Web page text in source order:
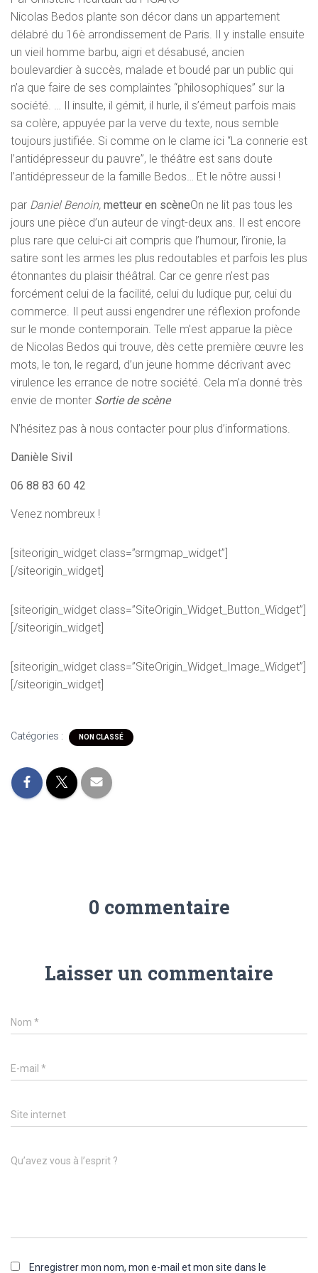
Nicolas Bedos plante son décor dans un appartement
délabré du 16è arrondissement de Paris. Il y installe ensuite
un vieil homme barbu, aigri et désabusé, ancien
boulevardier à succès, malade et boudé par un public qui
n’a que faire de ses complaintes “philosophiques” sur la
société. … Il insulte, il gémit, il hurle, il s’émeut parfois mais
sa colère, appuyée par la verve du texte, nous semble
toujours justifiée. Si comme on le clame ici “La connerie est
l’antidépresseur du pauvre”, le théâtre est sans doute
l’antidépresseur de la famille Bedos… Et le nôtre aussi !
par Daniel Benoin, metteur en scèneOn ne lit pas tous les
jours une pièce d’un auteur de vingt-deux ans. Il est encore
plus rare que celui-ci ait compris que l’humour, l’ironie, la
satire sont les armes les plus redoutables et parfois les plus
étonnantes du plaisir théâtral. Car ce genre n’est pas
forcément celui de la facilité, celui du ludique pur, celui du
commerce. Il peut aussi engendrer une réflexion profonde
sur le monde contemporain. Telle m’est apparue la pièce
de Nicolas Bedos qui trouve, dès cette première œuvre les
mots, le ton, le regard, d’un jeune homme décrivant avec
virulence les errance de notre société. Cela m’a donné très
envie de monter Sortie de scène
N’hésitez pas à nous contacter pour plus d’informations.
Danièle Sivil
06 88 83 60 42
Venez nombreux !
[siteorigin_widget class=”srmgmap_widget”]
[/siteorigin_widget]
[siteorigin_widget class=”SiteOrigin_Widget_Button_Widget”]
[/siteorigin_widget]
[siteorigin_widget class=”SiteOrigin_Widget_Image_Widget”]
[/siteorigin_widget]
Catégories : NON CLASSÉ
0 commentaire
Laisser un commentaire
Nom *
E-mail *
Site internet
Qu’avez vous à l’esprit ?
Enregistrer mon nom, mon e-mail et mon site dans le